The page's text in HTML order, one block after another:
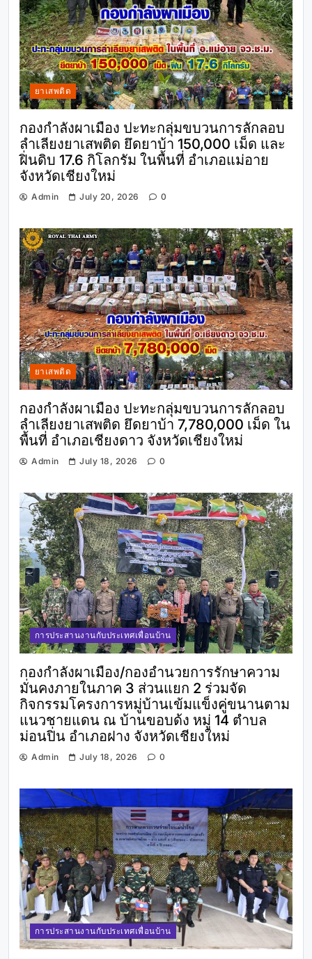
ยาเสพติด
กองกำลังผาเมือง ปะทะกลุ่มขบวนการลักลอบ
ลำเลียงยาเสพติด ยึดยาบ้า 150,000 เม็ด และ
ฝิ่นดิบ 17.6 กิโลกรัม ในพื้นที่ อำเภอแม่อาย
จังหวัดเชียงใหม่
Admin July 20, 2026 0
ยาเสพติด
กองกำลังผาเมือง ปะทะกลุ่มขบวนการลักลอบ
ลำเลียงยาเสพติด ยึดยาบ้า 7,780,000 เม็ด ใน
พื้นที่ อำเภอเชียงดาว จังหวัดเชียงใหม่
Admin July 18, 2026 0
การประสานงานกับประเทศเพื่อนบ้าน
กองกำลังผาเมือง/กองอำนวยการรักษาความ
มั่นคงภายในภาค 3 ส่วนแยก 2 ร่วมจัด
กิจกรรมโครงการหมู่บ้านเข้มแข็งคู่ขนานตาม
แนวชายแดน ณ บ้านขอบด้ง หมู่ 14 ตำบล
ม่อนปิ่น อำเภอฝาง จังหวัดเชียงใหม่
Admin July 18, 2026 0
การประสานงานกับประเทศเพื่อนบ้าน